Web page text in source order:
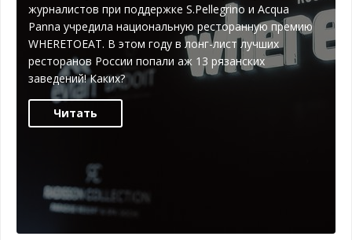
журналистов при поддержке S.Pellegrino и Acqua
Panna учредила национальную ресторанную премию
WHERETOEAT. В этом году в лонг-лист лучших
ресторанов России попали аж 13 рязанских
заведений! Каких?
Читать